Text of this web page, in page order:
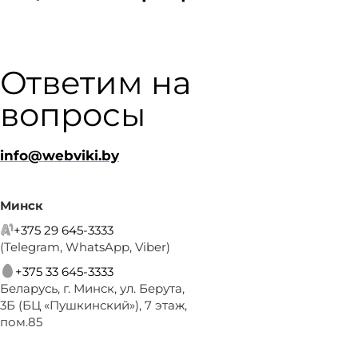
Ответим на
вопросы
info@webviki.by
Минск
+375 29 645-3333
(Telegram, WhatsApp, Viber)
+375 33 645-3333
Беларусь, г. Минск, ул. Берута,
3Б (БЦ «Пушкинский»), 7 этаж,
пом.85